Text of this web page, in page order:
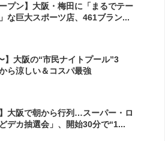
ープン】大阪・梅田に「まるでテー
な巨大スポーツ店、461ブラン...
】大阪の“市民ナイトプール”3
ら涼しい＆コスパ最強
】大阪で朝から行列…スーパー・ロ
デカ抽選会」、開始30分で“1...